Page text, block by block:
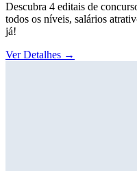
Descubra 4 editais de
todos os níveis, salários
já!
Ver Detalhes →